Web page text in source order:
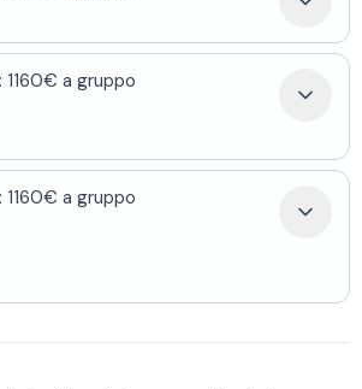
1160€ a gruppo
1160€ a gruppo